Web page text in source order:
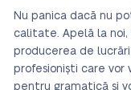
Nu panica dacă nu
calitate. Apelă la
producerea de
profesioniști care vor
pentru gramatică și